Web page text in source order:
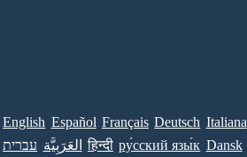
English Español Français Deutsch Italiana
עברית العَرَبِيَّة हिन्दी ру́сский язы́к Dansk